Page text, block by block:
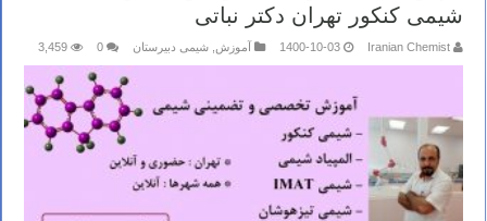
شیمی کنکور تهران دکتر نباتی
Iranian Chemist
1400-10-03 آموزش شیمی دبیرستان 0
3,459